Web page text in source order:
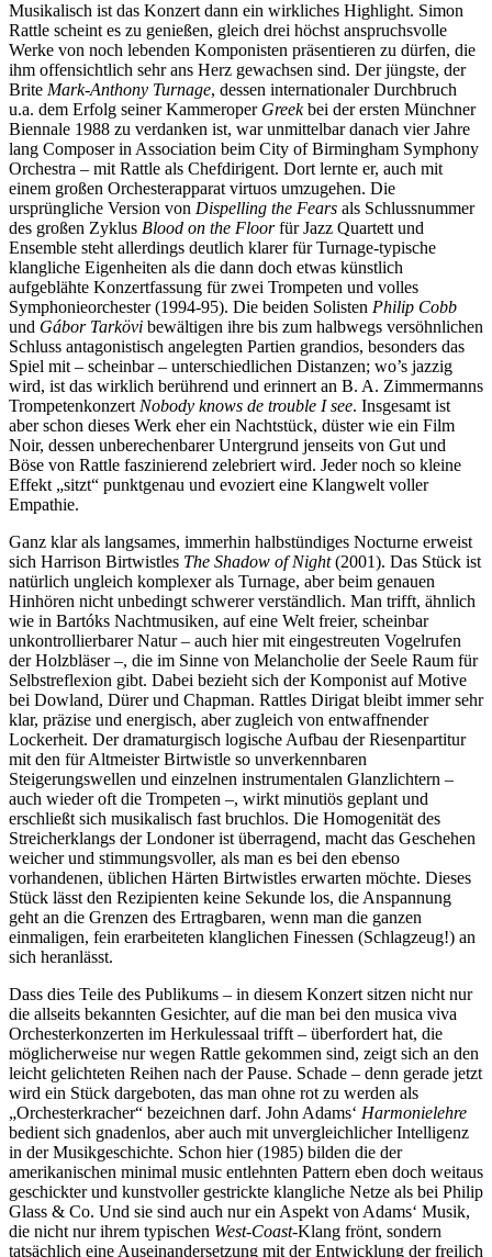
Musikalisch ist das Konzert dann ein wirkliches Highlight. Simon
Rattle scheint es zu genießen, gleich drei höchst anspruchsvolle
Werke von noch lebenden Komponisten präsentieren zu dürfen, die
ihm offensichtlich sehr ans Herz gewachsen sind. Der jüngste, der
Brite Mark-Anthony Turnage, dessen internationaler Durchbruch
u.a. dem Erfolg seiner Kammeroper Greekbei der ersten Münchner
Biennale 1988 zu verdanken ist, war unmittelbar danach vier Jahre
lang Composer in Association beim City of Birmingham Symphony
Orchestra – mit Rattle als Chefdirigent. Dort lernte er, auch mit
einem großen Orchesterapparat virtuos umzugehen. Die
ursprüngliche Version von Dispelling the Fears als Schlussnummer
des großen Zyklus Blood on the Floorfür Jazz Quartett und
Ensemble steht allerdings deutlich klarer für Turnage-typische
klangliche Eigenheiten als die dann doch etwas künstlich
aufgeblähte Konzertfassung für zwei Trompeten und volles
Symphonieorchester (1994-95). Die beiden Solisten Philip Cobb
und Gábor Tarkövi bewältigen ihre bis zum halbwegs versöhnlichen
Schluss antagonistisch angelegten Partien grandios, besonders das
Spiel mit – scheinbar – unterschiedlichen Distanzen; wo’s jazzig
wird, ist das wirklich berührend und erinnert an B. A. Zimmermanns
Trompetenkonzert Nobody knows de trouble I see. Insgesamt ist
aber schon dieses Werk eher ein Nachtstück, düster wie ein Film
Noir, dessen unberechenbarer Untergrund jenseits von Gut und
Böse von Rattle faszinierend zelebriert wird. Jeder noch so kleine
Effekt „sitzt“ punktgenau und evoziert eine Klangwelt voller
Empathie.
Ganz klar als langsames, immerhin halbstündiges Nocturne erweist
sich Harrison Birtwistles The Shadow of Night(2001). Das Stück ist
natürlich ungleich komplexer als Turnage, aber beim genauen
Hinhören nicht unbedingt schwerer verständlich. Man trifft, ähnlich
wie in Bartóks Nachtmusiken, auf eine Welt freier, scheinbar
unkontrollierbarer Natur – auch hier mit eingestreuten Vogelrufen
der Holzbläser –, die im Sinne von Melancholie der Seele Raum für
Selbstreflexion gibt. Dabei bezieht sich der Komponist auf Motive
bei Dowland, Dürer und Chapman. Rattles Dirigat bleibt immer sehr
klar, präzise und energisch, aber zugleich von entwaffnender
Lockerheit. Der dramaturgisch logische Aufbau der Riesenpartitur
mit den für Altmeister Birtwistle so unverkennbaren
Steigerungswellen und einzelnen instrumentalen Glanzlichtern –
auch wieder oft die Trompeten –, wirkt minutiös geplant und
erschließt sich musikalisch fast bruchlos. Die Homogenität des
Streicherklangs der Londoner ist überragend, macht das Geschehen
weicher und stimmungsvoller, als man es bei den ebenso
vorhandenen, üblichen Härten Birtwistles erwarten möchte. Dieses
Stück lässt den Rezipienten keine Sekunde los, die Anspannung
geht an die Grenzen des Ertragbaren, wenn man die ganzen
einmaligen, fein erarbeiteten klanglichen Finessen (Schlagzeug!) an
sich heranlässt.
Dass dies Teile des Publikums – in diesem Konzert sitzen nicht nur
die allseits bekannten Gesichter, auf die man bei den musica viva
Orchesterkonzerten im Herkulessaal trifft – überfordert hat, die
möglicherweise nur wegen Rattle gekommen sind, zeigt sich an den
leicht gelichteten Reihen nach der Pause. Schade – denn gerade jetzt
wird ein Stück dargeboten, das man ohne rot zu werden als
„Orchesterkracher“ bezeichnen darf. John Adams‘ Harmonielehre
bedient sich gnadenlos, aber auch mit unvergleichlicher Intelligenz
in der Musikgeschichte. Schon hier (1985) bilden die der
amerikanischen minimal music entlehnten Pattern eben doch weitaus
geschickter und kunstvoller gestrickte klangliche Netze als bei Philip
Glass & Co. Und sie sind auch nur ein Aspekt von Adams‘ Musik,
die nicht nur ihrem typischen West-Coast-Klang frönt, sondern
tatsächlich eine Auseinandersetzung mit der Entwicklung der freilich